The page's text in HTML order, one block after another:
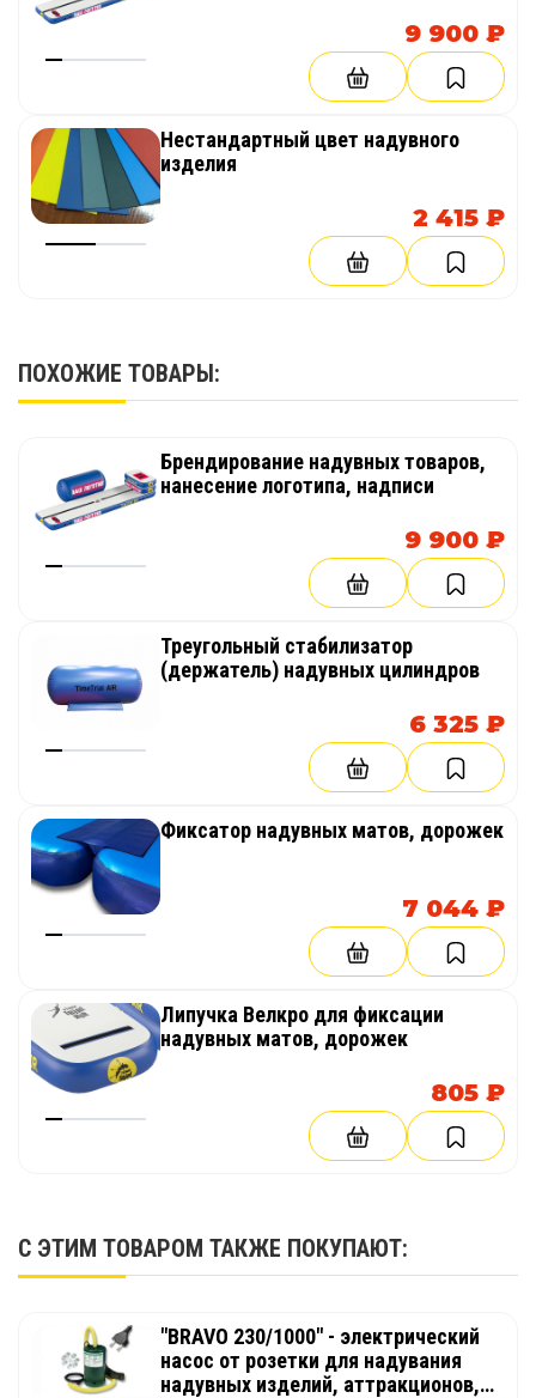
9 900 ₽
Нестандартный цвет надувного
изделия
2 415 ₽
ПОХОЖИЕ ТОВАРЫ:
Брендирование надувных товаров,
нанесение логотипа, надписи
9 900 ₽
Треугольный стабилизатор
(держатель) надувных цилиндров
6 325 ₽
Фиксатор надувных матов, дорожек
7 044 ₽
Липучка Велкро для фиксации
надувных матов, дорожек
805 ₽
С ЭТИМ ТОВАРОМ ТАКЖЕ ПОКУПАЮТ:
"BRAVO 230/1000" - электрический
насос от розетки для надувания
надувных изделий, аттракционов,